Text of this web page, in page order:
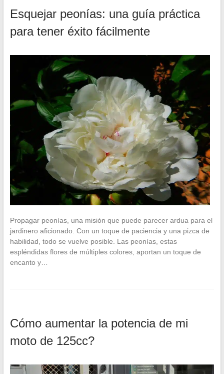
Esquejar peonías: una guía práctica
para tener éxito fácilmente
Propagar peonías, una misión que puede parecer ardua para el
jardinero aficionado. Con un toque de paciencia y una pizca de
habilidad, todo se vuelve posible. Las peonías, estas
espléndidas flores de múltiples colores, aportan un toque de
encanto y…
Cómo aumentar la potencia de mi
moto de 125cc?